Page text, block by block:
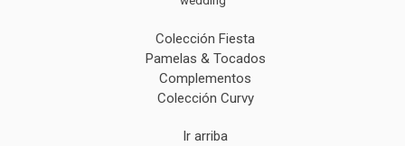
Colección Fiesta
Pamelas & Tocados
Complementos
Colección Curvy
Ir arriba